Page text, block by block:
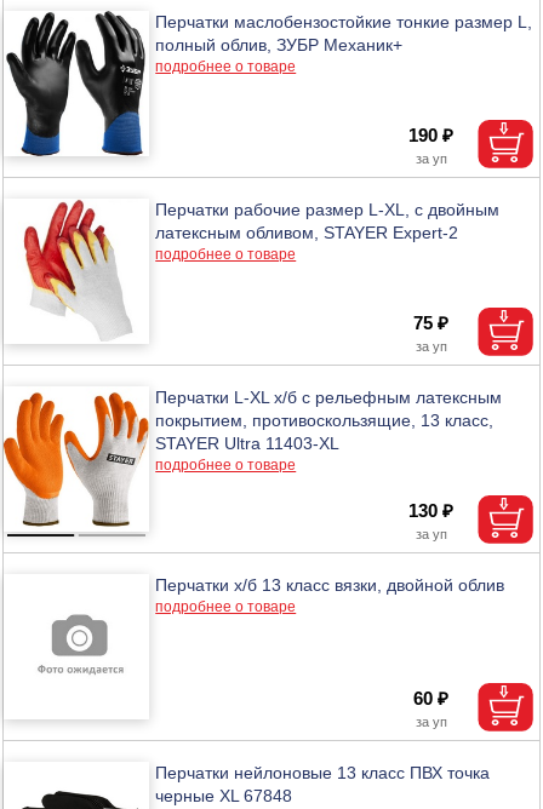
Перчатки маслобензостойкие тонкие размер L,
полный облив, ЗУБР Механик+
подробнее о товаре
190 ₽
Перчатки рабочие размер L-XL, с двойным
латексным обливом, STAYER Expert-2
подробнее о товаре
75 ₽
Перчатки L-XL х/б с рельефным латексным
покрытием, противоскользящие, 13 класс,
STAYER Ultra 11403-XL
подробнее о товаре
130 ₽
Перчатки х/б 13 класс вязки, двойной облив
подробнее о товаре
60 ₽
Перчатки нейлоновые 13 класс ПВХ точка
черные XL 67848